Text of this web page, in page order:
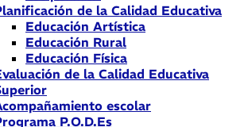
de la Calidad Educativa
Educación Artística
Educación Rural
Educación Física
de la Calidad Educativa
escolar
P.O.D.Es